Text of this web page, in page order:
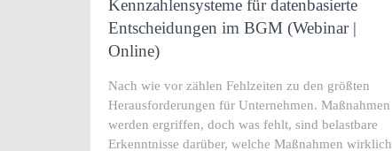
Kennzahlensysteme für datenbasierte
Entscheidungen im BGM (Webinar |
Online)
Nach wie vor zählen Fehlzeiten zu den größten
Herausforderungen für Unternehmen. Maßnahmen
werden ergriffen, doch was fehlt, sind belastbare
Erkenntnisse darüber, welche Maßnahmen wirklich